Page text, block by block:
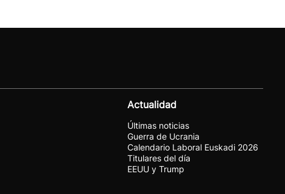
Actualidad
Últimas noticias
Guerra de Ucrania
Calendario Laboral Euskadi 2026
Titulares del día
EEUU y Trump